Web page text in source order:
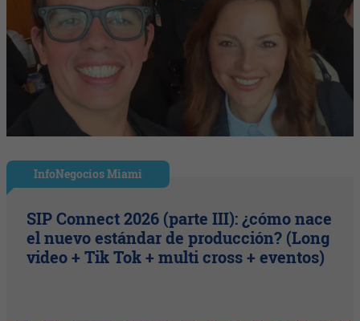
InfoNegocios Miami
SIP Connect 2026 (parte III): ¿cómo nace
el nuevo estándar de producción? (Long
video + Tik Tok + multi cross + eventos)